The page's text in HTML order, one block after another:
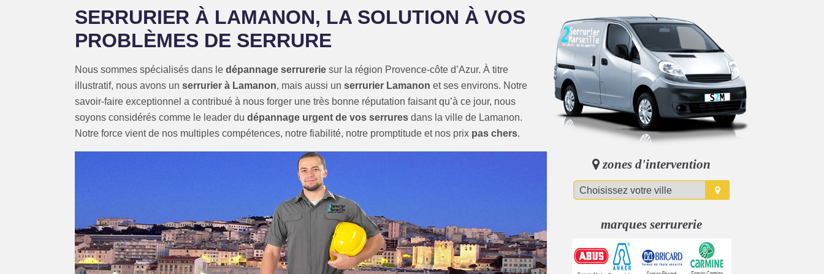
SERRURIER À LAMANON, LA SOLUTION À VOS
PROBLÈMES DE SERRURE
Nous sommes spécialisés dans le dépannage serrurerie sur la région Provence-côte d’Azur. À titre
illustratif, nous avons un serrurier à Lamanon, mais aussi un serrurier Lamanon et ses environs. Notre
savoir-faire exceptionnel a contribué à nous forger une très bonne réputation faisant qu’à ce jour, nous
soyons considérés comme le leader du dépannage urgent de vos serrures dans la ville de Lamanon.
Notre force vient de nos multiples compétences, notre fiabilité, notre promptitude et nos prix pas chers.
zones d'intervention
marques serrurerie